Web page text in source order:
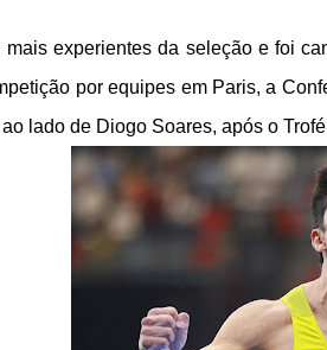
mais experientes da seleção e foi
por equipes em Paris, a
lado de Diogo Soares, após o